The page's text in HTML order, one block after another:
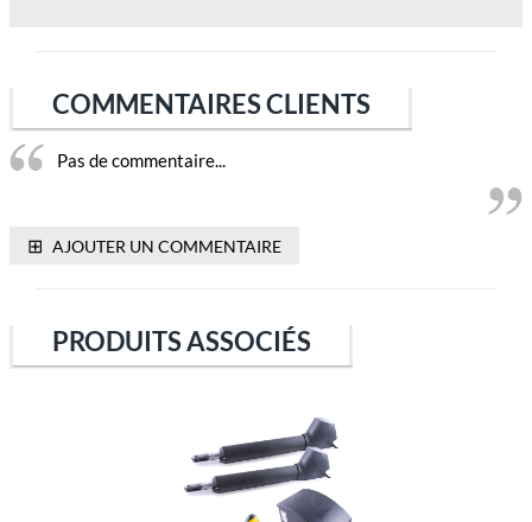
COMMENTAIRES CLIENTS
Pas de commentaire...
⊞ AJOUTER UN COMMENTAIRE
PRODUITS ASSOCIÉS